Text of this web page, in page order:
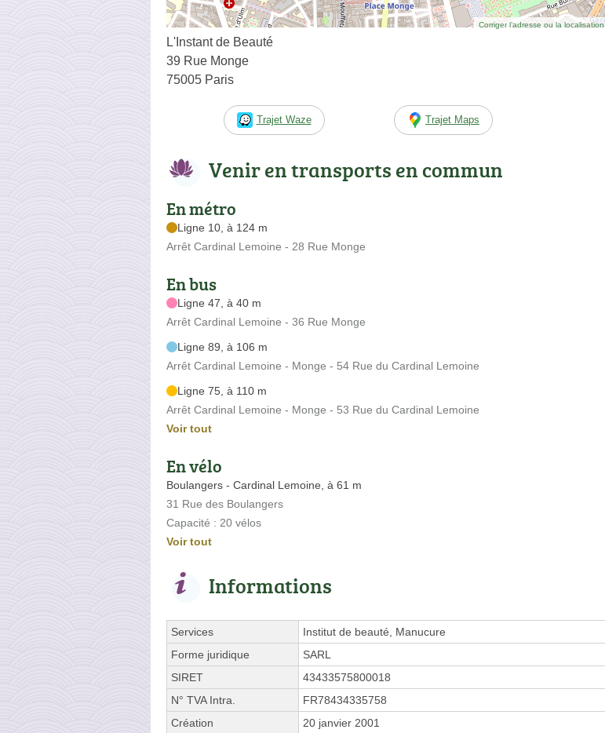
Corriger l’adresse ou la localisation
L'Instant de Beauté
39 Rue Monge
75005 Paris
Trajet Waze Trajet Maps
Venir en transports en commun
En métro
Ligne 10, à 124 m
Arrêt Cardinal Lemoine - 28 Rue Monge
En bus
Ligne 47, à 40 m
Arrêt Cardinal Lemoine - 36 Rue Monge
Ligne 89, à 106 m
Arrêt Cardinal Lemoine - Monge - 54 Rue du Cardinal Lemoine
Ligne 75, à 110 m
Arrêt Cardinal Lemoine - Monge - 53 Rue du Cardinal Lemoine
Voir tout
En vélo
Boulangers - Cardinal Lemoine, à 61 m
31 Rue des Boulangers
Capacité : 20 vélos
Voir tout
Informations
Services
Institut de beauté, Manucure
Forme juridique
SARL
SIRET
43433575800018
N° TVA Intra.
FR78434335758
Création
20 janvier 2001